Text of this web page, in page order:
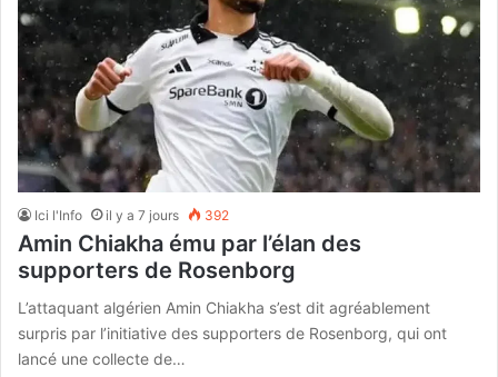
Ici l'Info il y a 7 jours 392
Amin Chiakha ému par l’élan des
supporters de Rosenborg
L’attaquant algérien Amin Chiakha s’est dit agréablement
surpris par l’initiative des supporters de Rosenborg, qui ont
lancé une collecte de…